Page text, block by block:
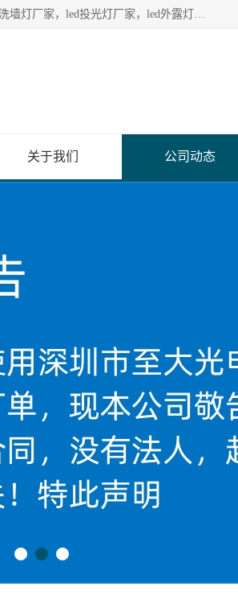
深圳至大光电有限公司生产供应：led护栏管厂家，led点光源厂家，led天花灯厂家，led洗墙灯厂家，led投光灯厂家，led外露灯串厂家， led模组厂家，led控制器厂家，led流星管厂家，led灯带厂家专业生产LED广告招牌照明灯具。
关于我们 公司动态